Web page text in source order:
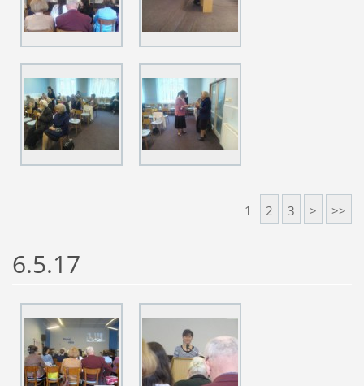
1 2 3 > >>
6.5.17